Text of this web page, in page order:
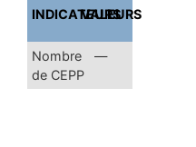
INDICATEURS
VALEURS
Nombre
de CEPP
—